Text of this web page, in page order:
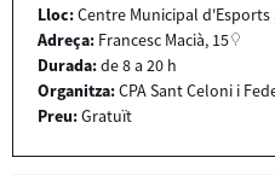
Lloc:Centre Municipal
Adreça: Francesc Macià, 15
Durada:de 8 a 20 h
Organitza:CPA Sant Celoni i
Preu:Gratuït